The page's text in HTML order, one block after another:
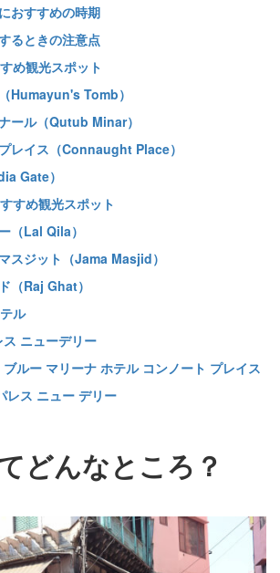
おすすめの時期
るときの注意点
め観光スポット
Humayun's Tomb）
ール（Qutub Minar）
レイス（Connaught Place）
Gate）
すめ観光スポット
（Lal Qila）
スジット（Jama Masjid）
（Raj Ghat）
ル
ニューデリー
ルー マリーナ ホテル コンノート プレイス
レス ニュー デリー
どんなところ？